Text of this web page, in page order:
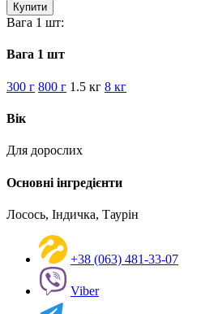
Купити
Вага 1 шт:
Вага 1 шт
300 г 800 г 1.5 кг 8 кг
Вік
Для дорослих
Основні інгредієнти
Лосось, Індичка, Таурін
+38 (063) 481-33-07
Viber